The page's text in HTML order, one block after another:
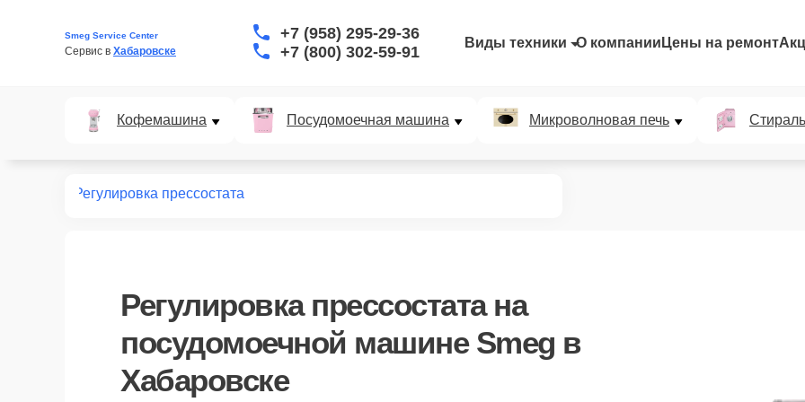
Smeg Service Center
Сервис в Хабаровске
+7 (958) 295-29-36
+7 (800) 302-59-91
Виды техники О компании Цены на ремонт
Кофемашина Посудомоечная машина Микроволновая печь
Регулировка прессостата
Регулировка прессостатана
посудомоечной машине Smeg в
Хабаровске